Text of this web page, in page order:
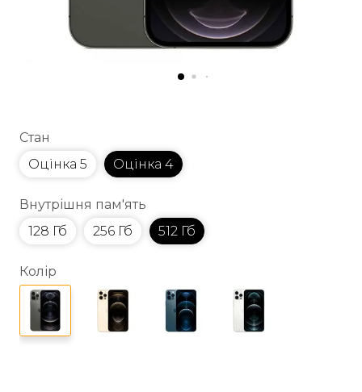
Стан
Оцінка 5
Оцінка 4
Внутрішня пам'ять
128 Гб
256 Гб 512 Гб
Колір